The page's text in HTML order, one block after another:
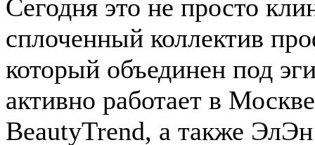
Сегодня это не просто
сплоченный коллектив
который объединен под
активно работает в
BeautyTrend, а также